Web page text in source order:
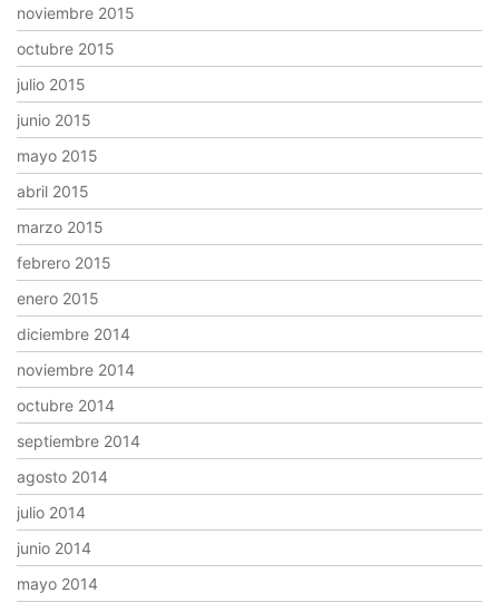
noviembre 2015
octubre 2015
julio 2015
junio 2015
mayo 2015
abril 2015
marzo 2015
febrero 2015
enero 2015
diciembre 2014
noviembre 2014
octubre 2014
septiembre 2014
agosto 2014
julio 2014
junio 2014
mayo 2014